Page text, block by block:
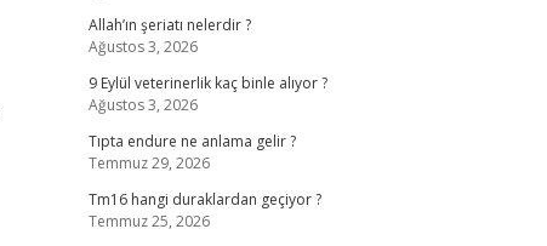
Allah’ın şeriatı nelerdir ?
Ağustos 3, 2026
9 Eylül veterinerlik kaç binle alıyor ?
Ağustos 3, 2026
Tıpta endure ne anlama gelir ?
Temmuz 29, 2026
Tm16 hangi duraklardan geçiyor ?
Temmuz 25, 2026